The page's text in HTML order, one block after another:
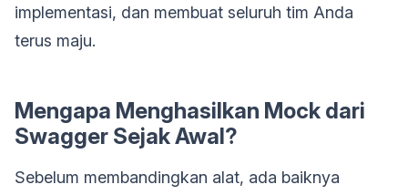
implementasi, dan membuat seluruh tim Anda
terus maju.
Mengapa Menghasilkan Mock dari
Swagger Sejak Awal?
Sebelum membandingkan alat, ada baiknya